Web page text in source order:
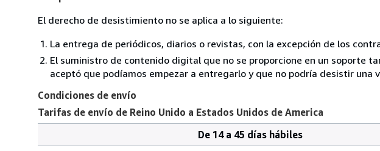
El derecho de desistimiento no se aplica a lo siguiente:
La entrega de periódicos, diarios o revistas, con la excepción de los
El suministro de contenido digital que no se proporcione en un soporte
aceptó que podíamos empezar a entregarlo y que no podría desistir una
Condiciones de envío
Tarifas de envío de Reino Unido a Estados Unidos de America
De 14 a 45 días hábiles